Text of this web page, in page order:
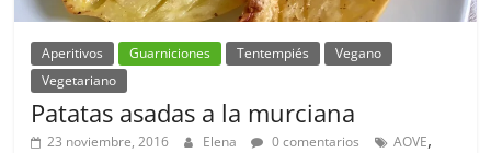
Aperitivos Guarniciones Tentempiés
Vegano
Vegetariano
Patatas asadas a la murciana
23 noviembre, 2016 Elena 0 comentarios AOVE,